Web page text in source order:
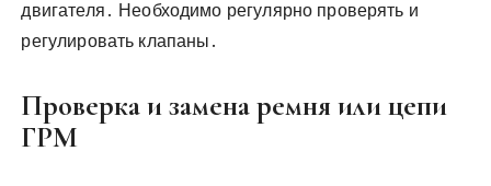
двигателя․ Необходимо регулярно проверять и
регулировать клапаны․
Проверка и замена ремня или цепи
ГРМ